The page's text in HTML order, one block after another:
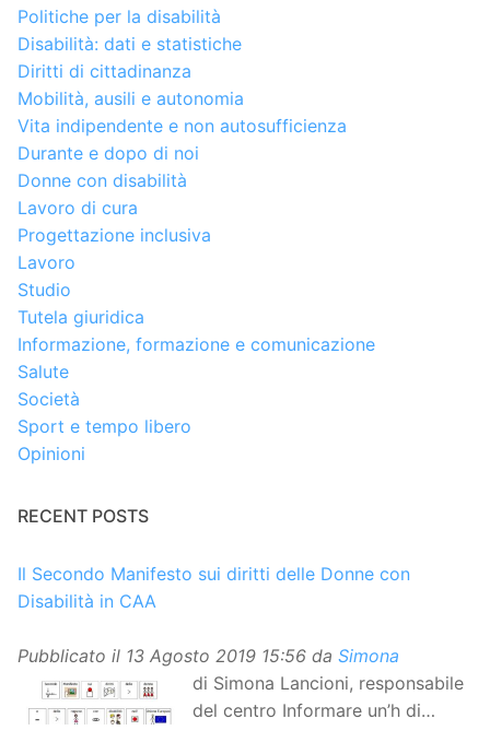
Politiche per la disabilità
Disabilità: dati e statistiche
Diritti di cittadinanza
Mobilità, ausili e autonomia
Vita indipendente e non autosufficienza
Durante e dopo di noi
Donne con disabilità
Lavoro di cura
Progettazione inclusiva
Lavoro
Studio
Tutela giuridica
Informazione, formazione e comunicazione
Salute
Società
Sport e tempo libero
Opinioni
RECENT POSTS
Il Secondo Manifesto sui diritti delle Donne con
Disabilità in CAA
Pubblicato il 13 Agosto 2019 15:56 da Simona
di Simona Lancioni, responsabile
del centro Informare un’h di